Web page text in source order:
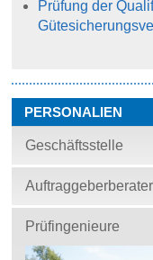
Prüfung der
PERSONALIEN
Geschäftsstelle
Auftraggeberberater
Prüfingenieure